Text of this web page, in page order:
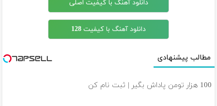
دانلود آهنگ با کیفیت اصلی
دانلود آهنگ با کیفیت 128
مطالب پیشنهادی
100 هزار تومن پاداش بگیر | ثبت نام کن